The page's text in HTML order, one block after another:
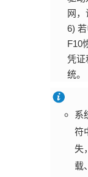
网，
6)
F10
凭证
统。
系
符
失
载